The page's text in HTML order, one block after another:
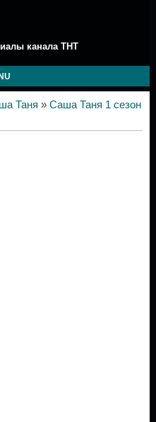
канала ТНТ
Таня » Саша Таня 1 сезон